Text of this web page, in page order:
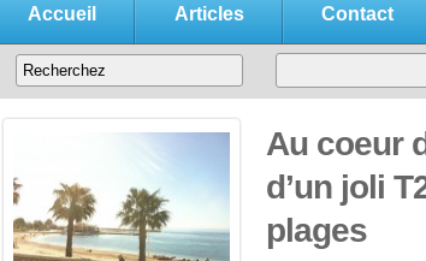
Annonce location
Votreannonce de location de vacances gratuite ,
entre particuliers
Accueil Articles Contact
Au coeur
d’un joli
plages